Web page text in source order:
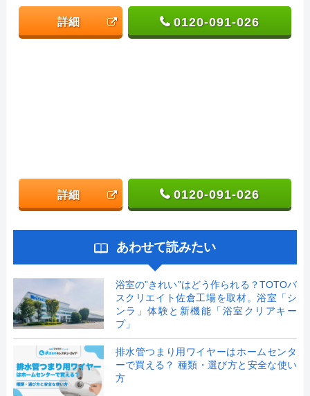
詳細 0120-091-026
詳細 0120-091-026
あわせて読みたい
浴室の”きれい”はどう作られる？TOTOバ
スクリエイト佐倉工場を取材。浴室「シ
ンラ」体験と新機能「浴室クリアキー
プ」
排水管つまり用ワイヤーはホームセンタ
ーで買える？ 種類・選び方と安全な使い
方